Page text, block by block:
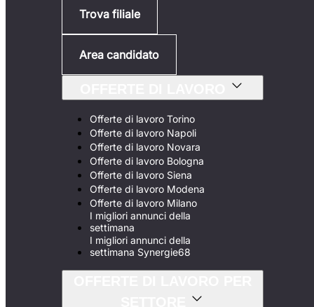
Trova filiale
Area candidato
Offerte di lavoro Torino
Offerte di lavoro Napoli
Offerte di lavoro Novara
Offerte di lavoro Bologna
Offerte di lavoro Siena
Offerte di lavoro Modena
Offerte di lavoro Milano
I migliori annunci della
settimana
I migliori annunci della
settimana Synergie68